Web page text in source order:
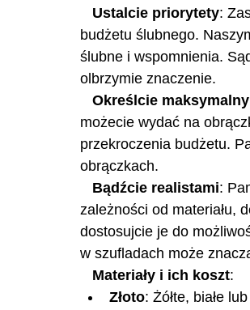
   Ustalcie priorytety
:
budżetu ślubnego.
ślubne i wspomnienia.
olbrzymie znaczenie.
Określcie
możecie wydać na
przekroczenia budżetu.
obrączkach.
   Bądźcie realistami
:
zależności od materiału,
dostosujcie je do
w szufladach może
   Materiały i ich koszt
:
Złoto: Żółte, białe